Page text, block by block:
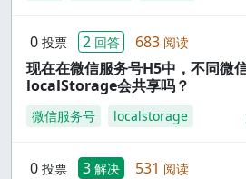
0 投票 2 回答 683 阅读
现在在微信服务号H5中，不同微
localStorage会共享吗？
微信服务号 localstorage
0 投票 3 解决 531 阅读